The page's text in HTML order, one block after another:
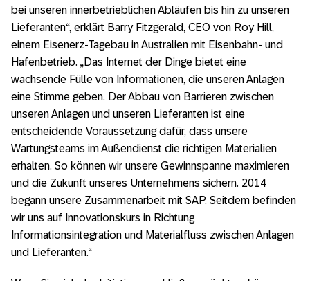
bei unseren innerbetrieblichen Abläufen bis hin zu unseren
Lieferanten“, erklärt Barry Fitzgerald, CEO von Roy Hill,
einem Eisenerz-Tagebau in Australien mit Eisenbahn- und
Hafenbetrieb. „Das Internet der Dinge bietet eine
wachsende Fülle von Informationen, die unseren Anlagen
eine Stimme geben. Der Abbau von Barrieren zwischen
unseren Anlagen und unseren Lieferanten ist eine
entscheidende Voraussetzung dafür, dass unsere
Wartungsteams im Außendienst die richtigen Materialien
erhalten. So können wir unsere Gewinnspanne maximieren
und die Zukunft unseres Unternehmens sichern. 2014
begann unsere Zusammenarbeit mit SAP. Seitdem befinden
wir uns auf Innovationskurs in Richtung
Informationsintegration und Materialfluss zwischen Anlagen
und Lieferanten.“